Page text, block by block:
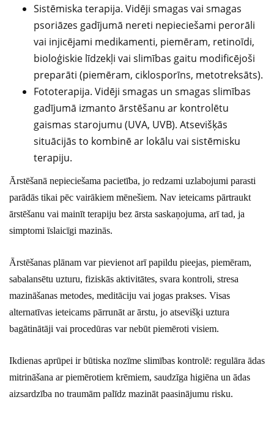
Sistēmiska terapija. Vidēji smagas vai smagas
psoriāzes gadījumā nereti nepieciešami perorāli
vai injicējami medikamenti, piemēram, retinoīdi,
bioloģiskie līdzekļi vai slimības gaitu modificējoši
preparāti (piemēram, ciklosporīns, metotreksāts).
Fototerapija. Vidēji smagas un smagas slimības
gadījumā izmanto ārstēšanu ar kontrolētu
gaismas starojumu (UVA, UVB). Atsevišķās
situācijās to kombinē ar lokālu vai sistēmisku
terapiju.
Ārstēšanā nepieciešama pacietība, jo redzami uzlabojumi parasti
parādās tikai pēc vairākiem mēnešiem. Nav ieteicams pārtraukt
ārstēšanu vai mainīt terapiju bez ārsta saskaņojuma, arī tad, ja
simptomi īslaicīgi mazinās.
Ārstēšanas plānam var pievienot arī papildu pieejas, piemēram,
sabalansētu uzturu, fiziskās aktivitātes, svara kontroli, stresa
mazināšanas metodes, meditāciju vai jogas prakses. Visas
alternatīvas ieteicams pārrunāt ar ārstu, jo atsevišķi uztura
bagātinātāji vai procedūras var nebūt piemēroti visiem.
Ikdienas aprūpei ir būtiska nozīme slimības kontrolē: regulāra ādas
mitrināšana ar piemērotiem krēmiem, saudzīga higiēna un ādas
aizsardzība no traumām palīdz mazināt paasinājumu risku.